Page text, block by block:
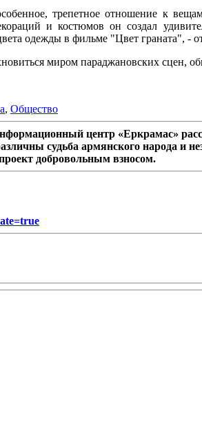
трепетное отношение к
и костюмов он создал
одежды в фильме "Цвет граната", -
миром параджановских сцен,
, Общество
центр «Еркрамас»
судьба армянского народа
добровольным взносом.